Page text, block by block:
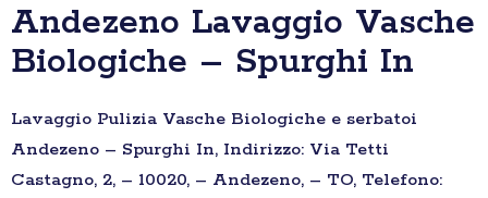
Andezeno Lavaggio Vasche
Biologiche – Spurghi In
Lavaggio Pulizia Vasche Biologiche e serbatoi
Andezeno – Spurghi In, Indirizzo: Via Tetti
Castagno, 2, – 10020, – Andezeno, – TO, Telefono: